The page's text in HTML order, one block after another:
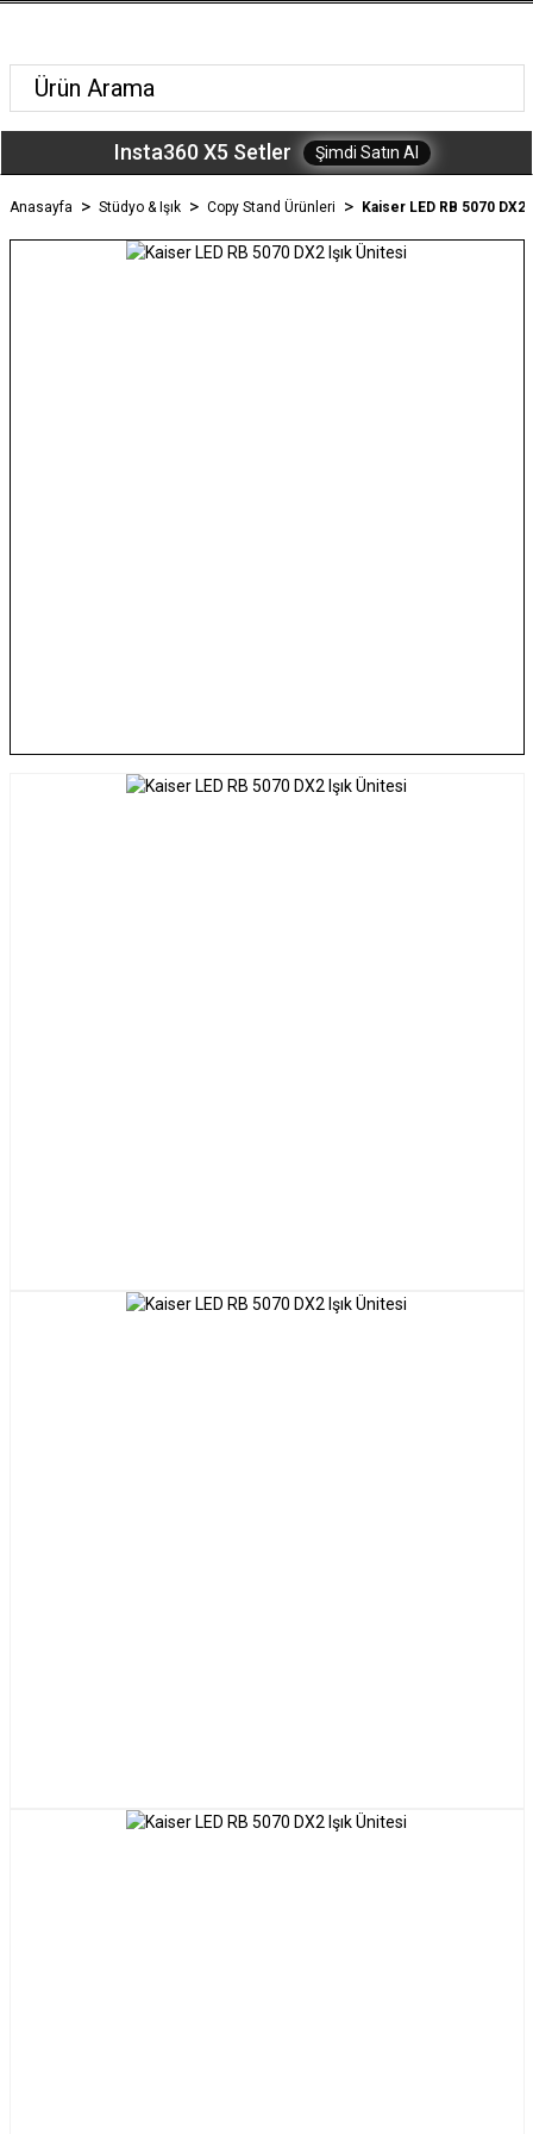
Insta360 X5 Setler Şimdi Satın Al
Anasayfa Stüdyo & Işık Copy Stand Ürünleri Kaiser LED RB 5070 DX2